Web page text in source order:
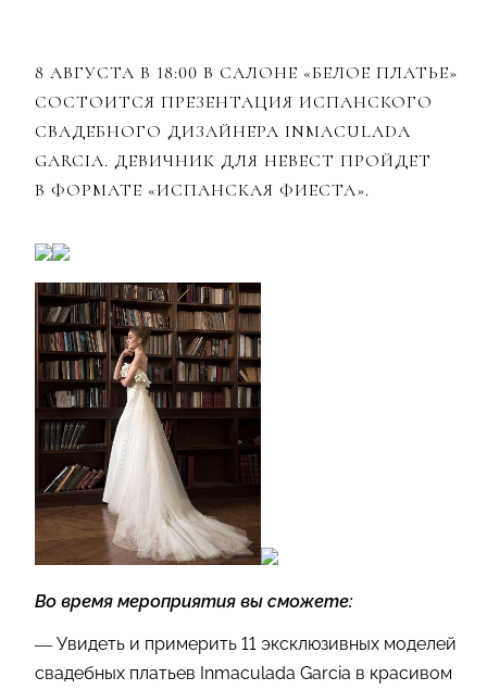
8 АВГУСТА В 18:00 В САЛОНЕ «БЕЛОЕ ПЛАТЬЕ»
СОСТОИТСЯ ПРЕЗЕНТАЦИЯ ИСПАНСКОГО
СВАДЕБНОГО ДИЗАЙНЕРА INMACULADA
GARCIA. ДЕВИЧНИК ДЛЯ НЕВЕСТ ПРОЙДЕТ
В ФОРМАТЕ «ИСПАНСКАЯ ФИЕСТА».
Во время мероприятия вы сможете:
— Увидеть и примерить 11 эксклюзивных моделей
свадебных платьев Inmaculada Garcia в красивом